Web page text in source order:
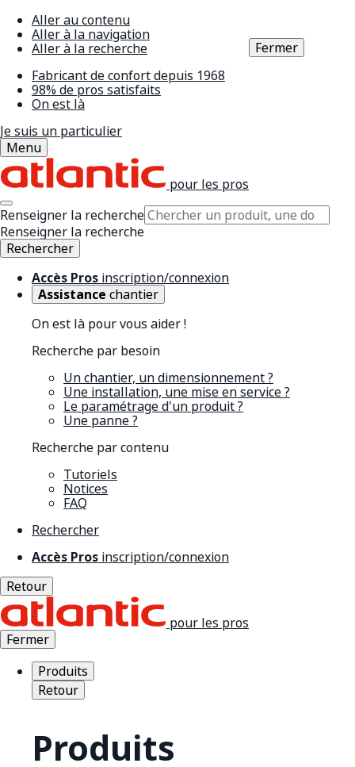
Aller au contenu
Aller à la navigation
Aller à la recherche
Fabricant de confort depuis 1968
98% de pros satisfaits
On est là
Je suis un particulier
Menu
pour les pros
Renseigner la recherche
Renseigner la recherche
Rechercher
Accès Pros inscription/connexion
Assistance chantier
On est là pour vous aider !
Recherche par besoin
Un chantier, un dimensionnement ?
Une installation, une mise en service ?
Le paramétrage d'un produit ?
Une panne ?
Recherche par contenu
Tutoriels
Notices
FAQ
Rechercher
Accès Pros inscription/connexion
Retour
pour les pros
Fermer
Produits
Retour
Produits
Fermer